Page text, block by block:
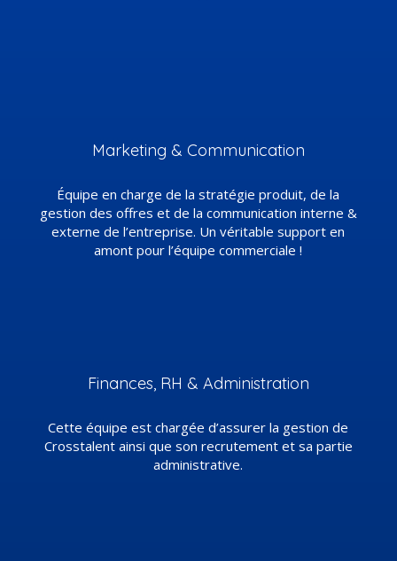
Marketing & Communication
Équipe en charge de la stratégie produit, de la
gestion des offres et de la communication interne &
externe de l’entreprise. Un véritable support en
amont pour l’équipe commerciale !
Finances, RH & Administration
Cette équipe est chargée d’assurer la gestion de
Crosstalent ainsi que son recrutement et sa partie
administrative.